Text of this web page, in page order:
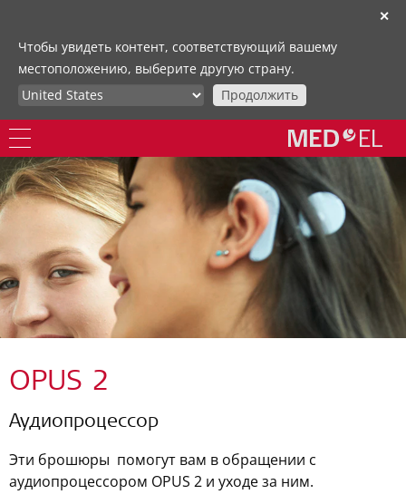
✕
Чтобы увидеть контент, соответствующий вашему
местоположению, выберите другую страну.
Продолжить
OPUS 2
Аудиопроцессор
Эти брошюры помогут вам в обращении с
аудиопроцессором OPUS 2 и уходе за ним.